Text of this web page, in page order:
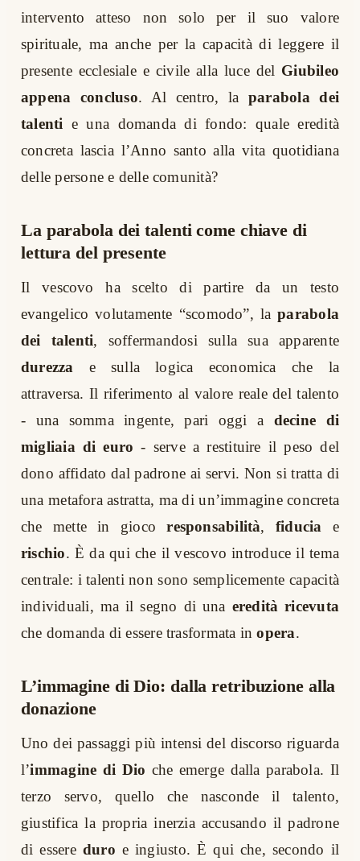
intervento atteso non solo per il suo valore
spirituale, ma anche per la capacità di leggere il
presente ecclesiale e civile alla luce del Giubileo
appena concluso. Al centro, la parabola dei
talenti e una domanda di fondo: quale eredità
concreta lascia l’Anno santo alla vita quotidiana
delle persone e delle comunità?
La parabola dei talenti come chiave di
lettura del presente
Il vescovo ha scelto di partire da un testo
evangelico volutamente “scomodo”, laparabola
dei talenti, soffermandosi sulla sua apparente
durezza e sulla logica economica che la
attraversa. Il riferimento al valore reale del talento
- una somma ingente, pari oggi a decine di
migliaia di euro - serve a restituire il peso del
dono affidato dal padrone ai servi. Non si tratta di
una metafora astratta, ma di un’immagine concreta
che mette in giocoresponsabilità, fiducia e
rischio. È da qui che il vescovo introduce il tema
centrale: i talenti non sono semplicemente capacità
individuali, ma il segno di una eredità ricevuta
che domanda di essere trasformata inopera.
L’immagine di Dio: dalla retribuzione alla
donazione
Uno dei passaggi più intensi del discorso riguarda
l’immagine di Dio che emerge dalla parabola. Il
terzo servo, quello che nasconde il talento,
giustifica la propria inerzia accusando il padrone
di essere duro e ingiusto. È qui che, secondo il